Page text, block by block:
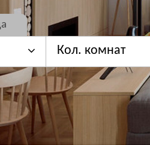
Кол. комнат